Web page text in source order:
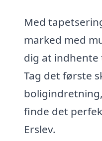
Med
marked med
dig at
Tag det første
finde det
Erslev.